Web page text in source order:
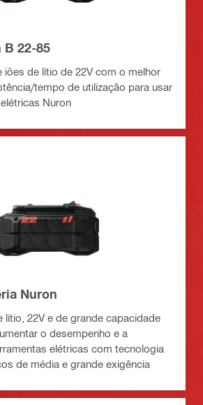
B 22-85
iões de lítio de 22V com o melhor
tempo de utilização para usar
Nuron
Nuron
lítio, 22V e de grande capacidade
o desempenho e a
elétricas com tecnologia
de média e grande exigência